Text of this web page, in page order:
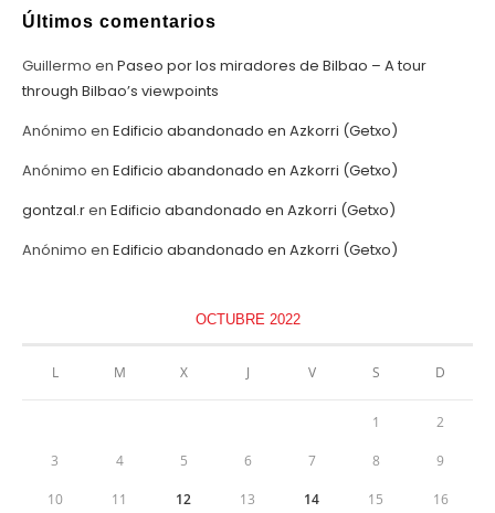
Últimos comentarios
Guillermo en Paseo por los miradores de Bilbao – A tour
through Bilbao’s viewpoints
Anónimo en Edificio abandonado en Azkorri (Getxo)
Anónimo en Edificio abandonado en Azkorri (Getxo)
gontzal.ren Edificio abandonado en Azkorri (Getxo)
Anónimo en Edificio abandonado en Azkorri (Getxo)
OCTUBRE 2022
L M X J V S D
1 2
3 4 5 6 7 8 9
10 11 12 13 14 15 16